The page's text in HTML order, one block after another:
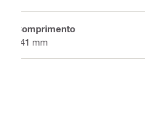
Comprimento
341 mm